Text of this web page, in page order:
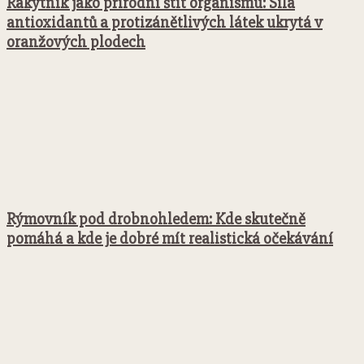
antioxidantů a protizánětlivých látek ukrytá v
oranžových plodech
Rýmovník pod drobnohledem: Kde skutečně
pomáhá a kde je dobré mít realistická očekávání